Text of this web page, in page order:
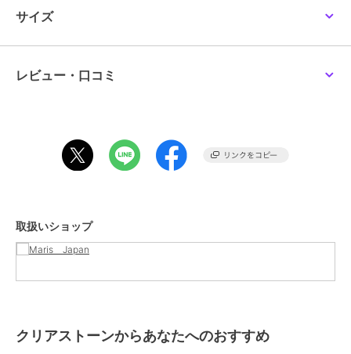
カラー
商品のお取り扱い方法
サイズ
レビュー・口コミ
取扱いショップ
クリアストーンからあなたへのおすすめ